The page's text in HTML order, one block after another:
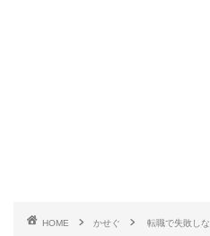
HOME かせぐ 転職で失敗し